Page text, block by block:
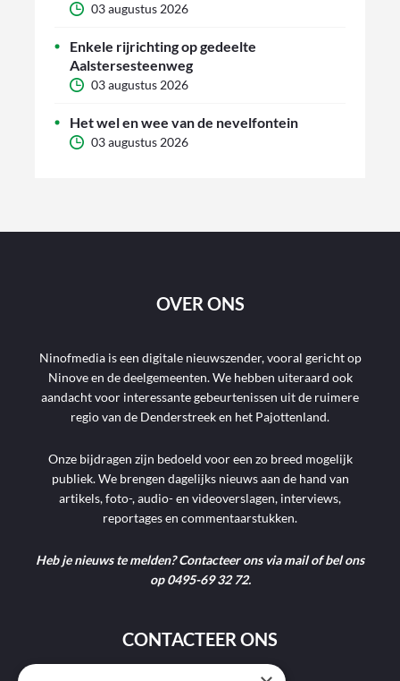
03 augustus 2026
Enkele rijrichting op gedeelte
Aalstersesteenweg
03 augustus 2026
Het wel en wee van de nevelfontein
03 augustus 2026
OVER ONS
Ninofmedia is een digitale nieuwszender, vooral gericht op
Ninove en de deelgemeenten. We hebben uiteraard ook
aandacht voor interessante gebeurtenissen uit de ruimere
regio van de Denderstreek en het Pajottenland.
Onze bijdragen zijn bedoeld voor een zo breed mogelijk
publiek. We brengen dagelijks nieuws aan de hand van
artikels, foto-, audio- en videoverslagen, interviews,
reportages en commentaarstukken.
Heb je nieuws te melden? Contacteer ons via mail of bel ons
op 0495-69 32 72.
CONTACTEER ONS